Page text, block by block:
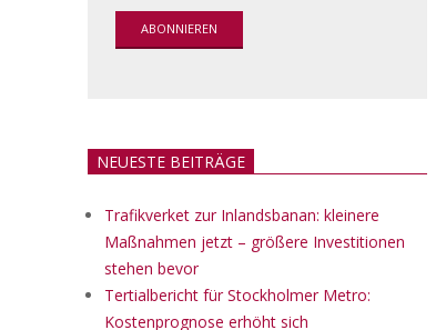
NEUESTE BEITRÄGE
Trafikverket zur Inlandsbanan: kleinere
Maßnahmen jetzt – größere Investitionen
stehen bevor
Tertialbericht für Stockholmer Metro:
Kostenprognose erhöht sich